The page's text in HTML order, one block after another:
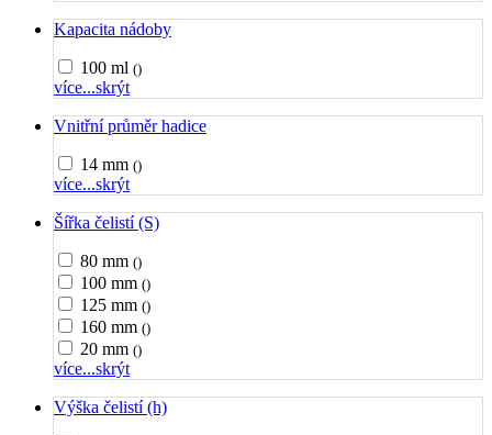
Kapacita nádoby
100 ml ()
více...skrýt
Vnitřní průměr hadice
14 mm ()
více...skrýt
Šířka čelistí (S)
80 mm ()
100 mm ()
125 mm ()
160 mm ()
20 mm ()
více...skrýt
Výška čelistí (h)